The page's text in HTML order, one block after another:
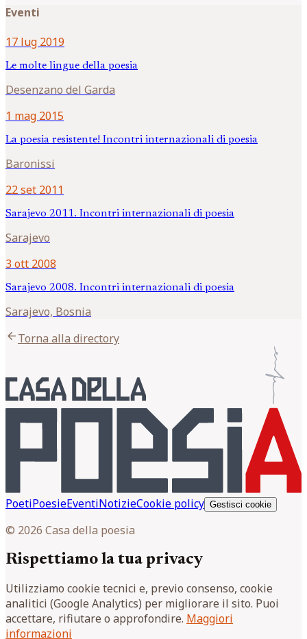
Eventi
17 lug 2019
Le molte lingue della poesia
Desenzano del Garda
1 mag 2015
La poesia resistente! Incontri internazionali di poesia
Baronissi
22 set 2011
Sarajevo 2011. Incontri internazionali di poesia
Sarajevo
3 ott 2008
Sarajevo 2008. Incontri internazionali di poesia
Sarajevo, Bosnia
arrow_backTorna alla directory
PoetiPoesieEventiNotizieCookie policy Gestisci cookie
© 2026 Casa della poesia
Rispettiamo la tua privacy
Utilizziamo cookie tecnici e, previo consenso, cookie
analitici (Google Analytics) per migliorare il sito. Puoi
accettare, rifiutare o approfondire. Maggiori
informazioni